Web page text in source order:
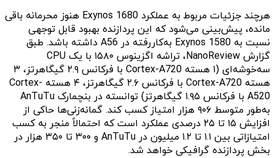
هرچند جزئیات مربوط به عملکرد Exynos 1680 هنوز محرمانه باقی
مانده، پیش‌بینی می‌شود که این پردازنده بهبود قابل توجهی
نسبت به Exynos 1580 به‌کاررفته در A56 داشته باشد. طبق
گزارش NanoReview، تراشه اگزینوس ۱۵۸۰ با یک CPU
سه‌خوشه‌ای (۱ هسته Cortex-A720 با فرکانس ۲.۹ گیگاهرتز، ۳
هسته Cortex-A720 با فرکانس ۲.۶ گیگاهرتز، ۴ هسته Cortex-
A520 با فرکانس ۱.۹۵ گیگاهرتز) توانسته در بنچمارک AnTuTu
به‌طور متوسط ۹۰۶ هزار امتیاز کسب کند. گمانه‌زنی‌ها حاکی از
افزایش ۱۵ تا ۲۵ درصدی عملکرد است که احتمالاً منجر به کسب
امتیازاتی بین ۱.۱ تا ۱.۲ میلیون در AnTuTu و ۳۰۰ تا ۳۵۰ هزار در
بخش پردازنده گرافیکی خواهد شد.